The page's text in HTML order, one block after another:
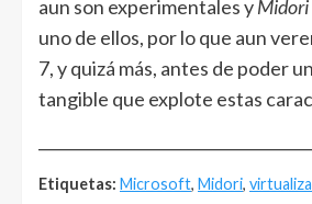
aun son experimentales yMidori
uno de ellos, por lo que aun
7, y quizá más, antes de poder
tangible que explote estas
Etiquetas: Microsoft, Midori,